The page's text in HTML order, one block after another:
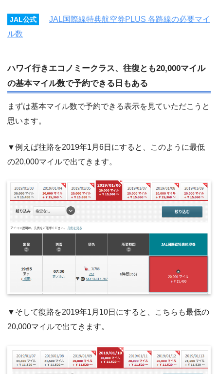
JAL公式
JAL国際線特典航空券PLUS 各路線の必要マイ
ル数
ハワイ行きエコノミークラス、往復とも20,000マイル
の基本マイル数で予約できる日もある
まずは基本マイル数で予約できる表示を見ていただこうと
思います。
▼例えば往路を2019年1月6日にすると、このように最低
の20,000マイルで出てきます。
▼そして復路を2019年1月10日にすると、こちらも最低の
20,000マイルで出てきます。